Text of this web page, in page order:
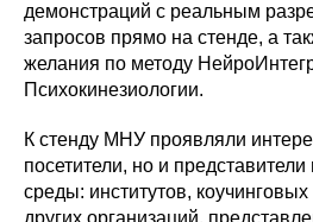
демонстраций с реальным
запросов прямо на стенде, а
желания по методу
Психокинезиологии.
К стенду МНУ проявляли
посетители, но и
среды: институтов,